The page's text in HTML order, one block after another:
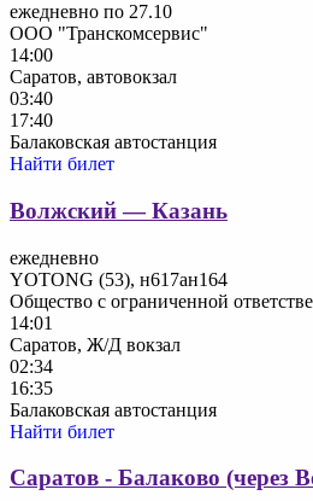
ежедневно по 27.10
ООО "Транскомсервис"
14:00
Саратов, автовокзал
03:40
17:40
Балаковская автостанция
Найти билет
Волжский — Казань
ежедневно
YOTONG (53), н617ан164
Общество с ограниченной
14:01
Саратов, Ж/Д вокзал
02:34
16:35
Балаковская автостанция
Найти билет
Саратов - Балаково (через